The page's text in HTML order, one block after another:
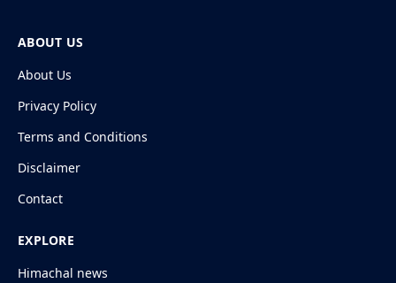
ABOUT US
About Us
Privacy Policy
Terms and Conditions
Disclaimer
Contact
EXPLORE
Himachal news